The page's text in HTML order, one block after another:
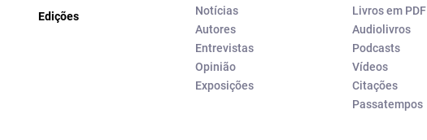
Edições
Notícias
Autores
Entrevistas
Opinião
Exposições
Livros em PDF
Audiolivros
Podcasts
Vídeos
Citações
Passatempos